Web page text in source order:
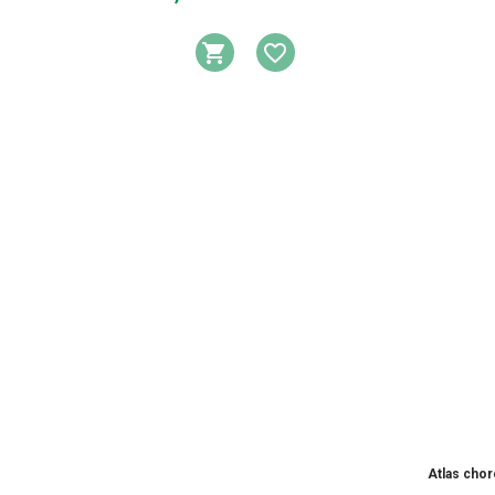
DODAJ DO KOSZYKA
DODAJ DO
Atlas